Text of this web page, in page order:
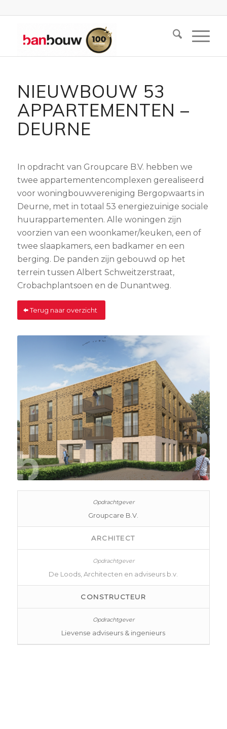
NIEUWBOUW 53
APPARTEMENTEN –
DEURNE
In opdracht van Groupcare B.V. hebben we
twee appartementencomplexen gerealiseerd
voor woningbouwvereniging Bergopwaarts in
Deurne, met in totaal 53 energiezuinige sociale
huurappartementen. Alle woningen zijn
voorzien van een woonkamer/keuken, een of
twee slaapkamers, een badkamer en een
berging. De panden zijn gebouwd op het
terrein tussen Albert Schweitzerstraat,
Crobachplantsoen en de Dunantweg.
Terug naar overzicht
Groupcare B.V.
ARCHITECT
De Loods, Architecten en adviseurs b.v.
CONSTRUCTEUR
Lievense adviseurs & ingenieurs